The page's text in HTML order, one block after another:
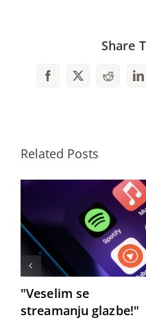
Share
Facebook
X Reddit
Related Posts
"Veselim se
streamanju glazbe!"